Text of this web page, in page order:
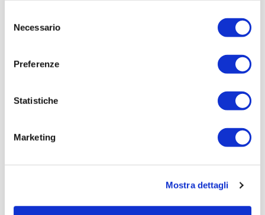
delNecessario
Preferenze
Statistiche
Marketing
Mostra dettagli
permettono alle soluzioni di controllo motore TeSys di rispondere alle
applicazioni, dalle più comuni a quelle più avanzate.